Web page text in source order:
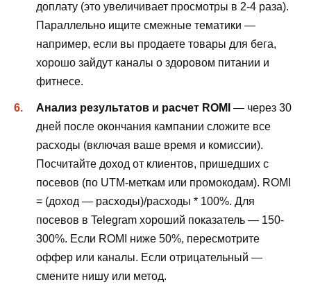
доплату (это увеличивает просмотры в 2-4 раза).
Параллельно ищите смежные тематики —
например, если вы продаете товары для бега,
хорошо зайдут каналы о здоровом питании и
фитнесе.
Анализ результатов и расчет ROMI — через 30
дней после окончания кампании сложите все
расходы (включая ваше время и комиссии).
Посчитайте доход от клиентов, пришедших с
посевов (по UTM-меткам или промокодам). ROMI
= (доход — расходы)/расходы * 100%. Для
посевов в Telegram хороший показатель — 150-
300%. Если ROMI ниже 50%, пересмотрите
оффер или каналы. Если отрицательный —
смените нишу или метод.